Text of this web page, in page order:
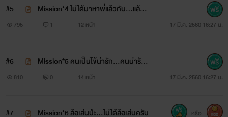
#5
Mission*4 ไม่ได้มาหาพี่แล้วกัน...แล้วม
าหาใคร?
795 1 12 หน้า 17 มี.ค. 2560 16:27 น.
#6
Mission*5 คนเป็นไข้น่ารัก...คนน่ารักโ
จมตี
810 0 14 หน้า 17 มี.ค. 2560 16:27 น.
#7 Mission*6 ล้อเล่นป่ะ...ไม่ได้ล้อเล่นครับ หรือ 900